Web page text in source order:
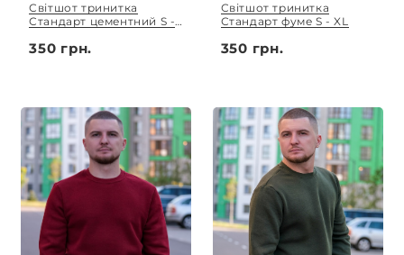
Світшот тринитка
Стандарт цементний S -
350 грн.
Світшот тринитка
Стандарт фуме S - XL
350 грн.